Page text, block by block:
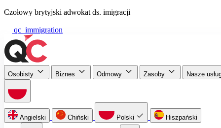
Czołowy brytyjski adwokat ds. imigracji
qc_immigration
Osobisty Biznes Odmowy Zasoby Nasze
Angielski Chiński Polski Hiszpański